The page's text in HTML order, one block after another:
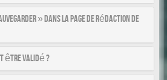
» dans la page de rédaction de
être validé ?